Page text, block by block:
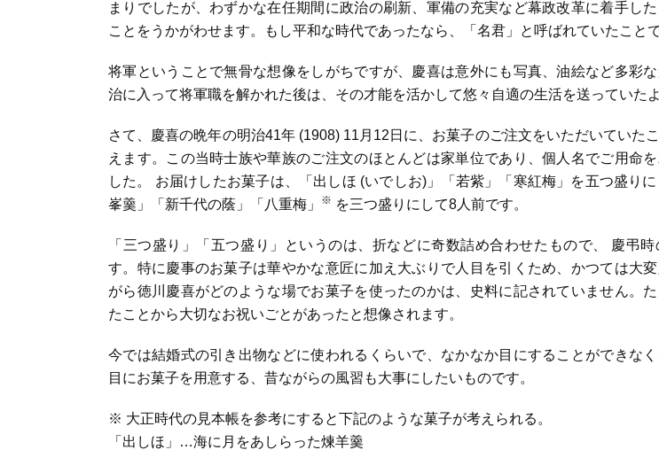
まりでしたが、わずかな在任期間に政治の刷新、軍備の充実など幕政改革に着手し
ことをうかがわせます。もし平和な時代であったなら、「名君」と呼ばれていたことで
将軍ということで無骨な想像をしがちですが、慶喜は意外にも写真、油絵など多彩
治に入って将軍職を解かれた後は、その才能を活かして悠々自適の生活を送っていたよ
さて、慶喜の晩年の明治41年 (1908) 11月12日に、お菓子のご注文をいただいていた
えます。この当時士族や華族のご注文のほとんどは家単位であり、個人名でご用命
した。 お届けしたお菓子は、「出しほ (いでしお)」「若紫」「寒紅梅」を五つ盛り
峯羹」「新千代の蔭」「八重梅」
※ を三つ盛りにして8人前です。
「三つ盛り」「五つ盛り」というのは、折などに奇数詰め合わせたもので、 慶弔
す。特に慶事のお菓子は華やかな意匠に加え大ぶりで人目を引くため、かつては大
がら徳川慶喜がどのような場でお菓子を使ったのかは、史料に記されていません。
たことから大切なお祝いごとがあったと想像されます。
今では結婚式の引き出物などに使われるくらいで、なかなか目にすることができな
目にお菓子を用意する、昔ながらの風習も大事にしたいものです。
※ 大正時代の見本帳を参考にすると下記のような菓子が考えられる。
「出しほ」…海に月をあしらった煉羊羹